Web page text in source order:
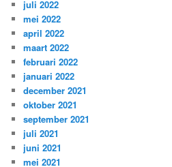
juli 2022
mei 2022
april 2022
maart 2022
februari 2022
januari 2022
december 2021
oktober 2021
september 2021
juli 2021
juni 2021
mei 2021